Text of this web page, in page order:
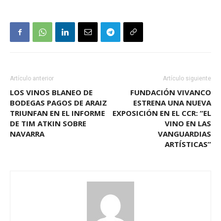
Artículo anterior
LOS VINOS BLANEO DE
BODEGAS PAGOS DE ARAIZ
TRIUNFAN EN EL INFORME
DE TIM ATKIN SOBRE
NAVARRA
Artículo siguiente
FUNDACIÓN VIVANCO
ESTRENA UNA NUEVA
EXPOSICIÓN EN EL CCR: “EL
VINO EN LAS
VANGUARDIAS
ARTÍSTICAS”